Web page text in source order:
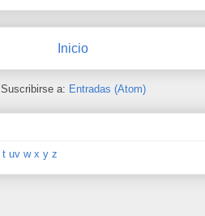
Inicio
Suscribirse a: Entradas (Atom)
t uv w x y z